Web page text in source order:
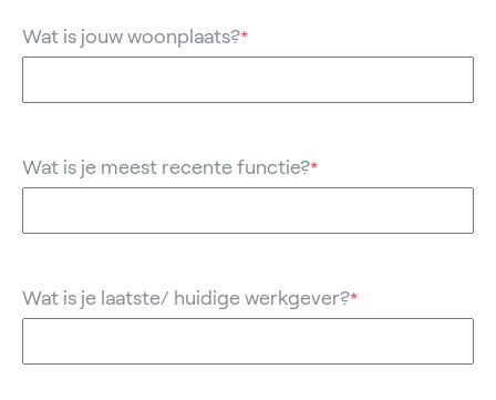
Wat is jouw woonplaats?*
Wat is je meest recente functie?*
Wat is je laatste/ huidige werkgever?*